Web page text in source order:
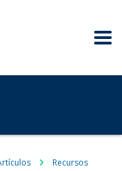
Recursos